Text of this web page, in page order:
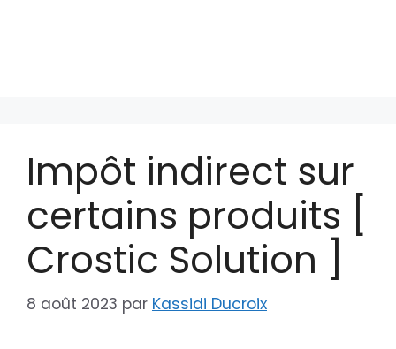
Impôt indirect sur
certains produits [
Crostic Solution ]
8 août 2023 par Kassidi Ducroix